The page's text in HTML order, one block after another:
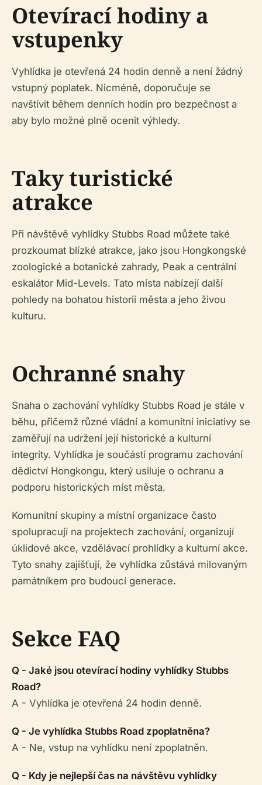
Otevírací hodiny a
vstupenky
Vyhlídka je otevřená 24 hodin denně a není žádný
vstupný poplatek. Nicméně, doporučuje se
navštívit během denních hodin pro bezpečnost a
aby bylo možné plně ocenit výhledy.
Taky turistické
atrakce
Při návštěvě vyhlídky Stubbs Road můžete také
prozkoumat blízké atrakce, jako jsou Hongkongské
zoologické a botanické zahrady, Peak a centrální
eskalátor Mid-Levels. Tato místa nabízejí další
pohledy na bohatou historii města a jeho živou
kulturu.
Ochranné snahy
Snaha o zachování vyhlídky Stubbs Road je stále v
běhu, přičemž různé vládní a komunitní iniciativy se
zaměřují na udržení její historické a kulturní
integrity. Vyhlídka je součástí programu zachování
dědictví Hongkongu, který usiluje o ochranu a
podporu historických míst města.
Komunitní skupiny a místní organizace často
spolupracují na projektech zachování, organizují
úklidové akce, vzdělávací prohlídky a kulturní akce.
Tyto snahy zajišťují, že vyhlídka zůstává milovaným
památníkem pro budoucí generace.
Sekce FAQ
Q - Jaké jsou otevírací hodiny vyhlídky Stubbs
Road?
A - Vyhlídka je otevřená 24 hodin denně.
Q - Je vyhlídka Stubbs Road zpoplatněna?
A - Ne, vstup na vyhlídku není zpoplatněn.
Q - Kdy je nejlepší čas na návštěvu vyhlídky